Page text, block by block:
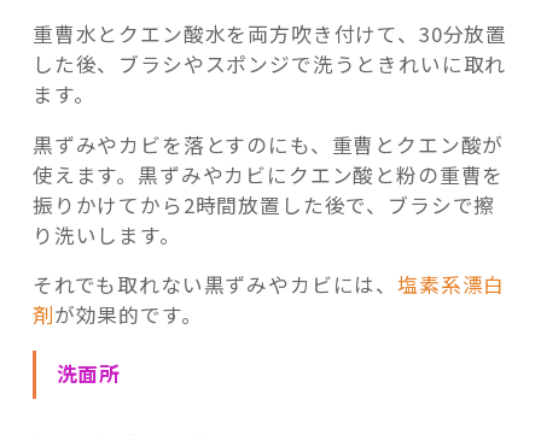
重曹水とクエン酸水を両方吹き付けて、30分放置
した後、ブラシやスポンジで洗うときれいに取れ
ます。
黒ずみやカビを落とすのにも、重曹とクエン酸が
使えます。黒ずみやカビにクエン酸と粉の重曹を
振りかけてから2時間放置した後で、ブラシで擦
り洗いします。
それでも取れない黒ずみやカビには、塩素系漂白
剤が効果的です。
洗面所